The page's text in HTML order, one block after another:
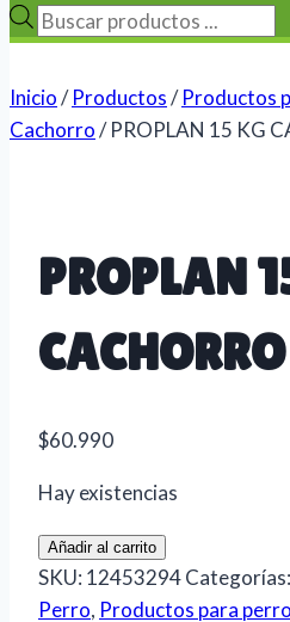
Búsqueda
productos
Inicio/ Productos/ Productos
Cachorro/ PROPLAN 15 KG
PROPLAN
$60.990
Hay existencias
PROPLAN
15
KG
Añadir al carrito
SKU: 12453294Categorías:
Perro, Productos para